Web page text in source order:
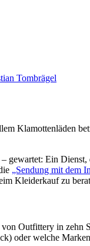
Tombrägel
Klamottenläden
gewartet: Ein
„Sendung mit dem
Kleiderkauf zu
Outfittery in
oder welche